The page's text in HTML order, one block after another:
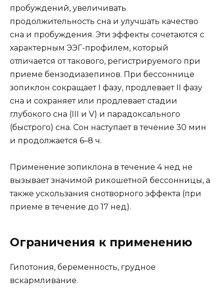
пробуждений, увеличивать
продолжительность сна и улучшать качество
сна и пробуждения. Эти эффекты сочетаются с
характерным ЭЭГ-профилем, который
отличается от такового, регистрируемого при
приеме бензодиазепинов. При бессоннице
зопиклон сокращает I фазу, продлевает II фазу
сна и сохраняет или продлевает стадии
глубокого сна (III и V) и парадоксального
(быстрого) сна. Сон наступает в течение 30 мин
и продолжается 6–8 ч.
Применение зопиклона в течение 4 нед не
вызывает значимой рикошетной бессонницы, а
также ускользания снотворного эффекта (при
приеме в течение до 17 нед).
Ограничения к применению
Гипотония, беременность, грудное
вскармливание.